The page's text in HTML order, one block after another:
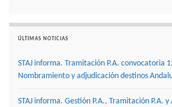
ÚLTIMAS NOTICIAS
STAJ informa. Tramitación P.A. convocatoria
Nombramiento y adjudicación destinos
STAJ informa. Gestión P.A., Tramitación P.A. y